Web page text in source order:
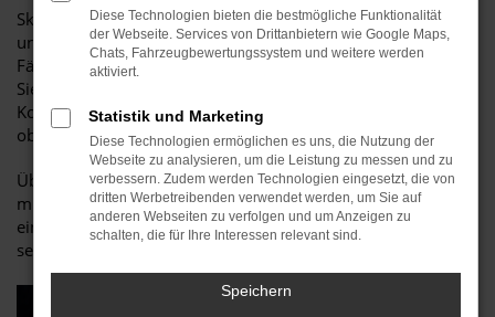
Skoda Glasreparatur wird auch alsSmart Repairbezeichnet
und ist schnell erledigt. Die Kosten sind gering und in vielen
Fällen springt ohnehin die
Kaskoversicherung
Sie bei uns nach, wir übernehmen in diesem Fall die
Korrespondenz mit dem Versicherer bzw. erkennen schnell,
ob es sich um einen Versicherungsfall handelt.
Übrigens gilt bei der Glasreparatur die Faustformel von
minimal zehn Zentimeter Abstand vom Scheibenrand und
einem Durchmesser, der nicht größer als ca. 25 Millimeter
sein darf.
Diese Technologien bieten die bestmögliche Funktionalität
der Webseite. Services von Drittanbietern wie Google Maps,
Chats, Fahrzeugbewertungssystem und weitere werden
aktiviert.
Statistik und Marketing
Diese Technologien ermöglichen es uns, die Nutzung der
Webseite zu analysieren, um die Leistung zu messen und zu
verbessern. Zudem werden Technologien eingesetzt, die von
dritten Werbetreibenden verwendet werden, um Sie auf
anderen Webseiten zu verfolgen und um Anzeigen zu
schalten, die für Ihre Interessen relevant sind.
Speichern